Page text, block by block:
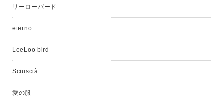
リーローバード
eterno
LeeLoo bird
Sciuscià
愛の服